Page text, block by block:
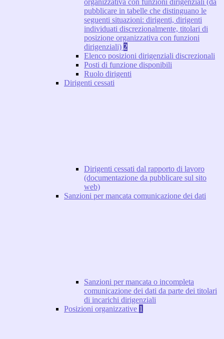
organizzativa con funzioni dirigenziali (da
pubblicare in tabelle che distinguano le
seguenti situazioni: dirigenti, dirigenti
individuati discrezionalmente, titolari di
posizione organizzativa con funzioni
dirigenziali) 2
Elenco posizioni dirigenziali discrezionali
Posti di funzione disponibili
Ruolo dirigenti
Dirigenti cessati
Dirigenti cessati dal rapporto di lavoro
(documentazione da pubblicare sul sito
web)
Sanzioni per mancata comunicazione dei dati
Sanzioni per mancata o incompleta
comunicazione dei dati da parte dei titolari
di incarichi dirigenziali
Posizioni organizzative 1